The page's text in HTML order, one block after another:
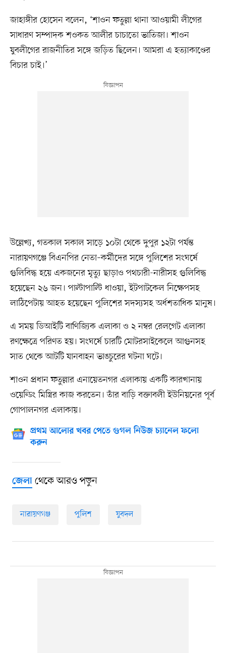
জাহাঙ্গীর হোসেন বলেন, ‘শাওন ফতুল্লা থানা আওয়ামী লীগের
সাধারণ সম্পাদক শওকত আলীর চাচাতো ভাতিজা। শাওন
যুবলীগের রাজনীতির সঙ্গে জড়িত ছিলেন। আমরা এ হত্যাকাণ্ডের
বিচার চাই।’
উল্লেখ্য, গতকাল সকাল সাড়ে ১০টা থেকে দুপুর ১২টা পর্যন্ত
নারায়ণগঞ্জে বিএনপির নেতা–কর্মীদের সঙ্গে পুলিশের সংঘর্ষে
গুলিবিদ্ধ হয়ে একজনের মৃত্যু ছাড়াও পথচারী-নারীসহ গুলিবিদ্ধ
হয়েছেন ২৬ জন। পাল্টাপাল্টি ধাওয়া, ইটপাটকেল নিক্ষেপসহ
লাঠিপেটায় আহত হয়েছেন পুলিশের সদস্যসহ অর্ধশতাধিক মানুষ।
এ সময় ডিআইটি বাণিজ্যিক এলাকা ও ২ নম্বর রেলগেট এলাকা
রণক্ষেত্রে পরিণত হয়। সংঘর্ষে চারটি মোটরসাইকেলে আগুনসহ
সাত থেকে আটটি যানবাহন ভাঙচুরের ঘটনা ঘটে।
শাওন প্রধান ফতুল্লার এনায়েতনগর এলাকায় একটি কারখানায়
ওয়েল্ডিং মিস্ত্রির কাজ করতেন। তাঁর বাড়ি বক্তাবলী ইউনিয়নের পূর্ব
গোপালনগর এলাকায়।
প্রথম আলোর খবর পেতে গুগল নিউজ চ্যানেল ফলো
করুন
জেলাথেকে আরও পড়ুন
নারায়ণগঞ্জ পুলিশ যুবদল